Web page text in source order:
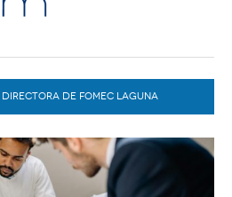
DIRECTORA DE FOMEC LAGUNA